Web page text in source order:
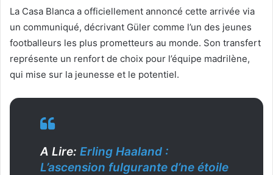
La Casa Blanca a officiellement annoncé cette arrivée via
un communiqué, décrivant Güler comme l’un des jeunes
footballeurs les plus prometteurs au monde. Son transfert
représente un renfort de choix pour l’équipe madrilène,
qui mise sur la jeunesse et le potentiel.
A Lire: Erling Haaland :
L’ascension fulgurante d’ne étoile